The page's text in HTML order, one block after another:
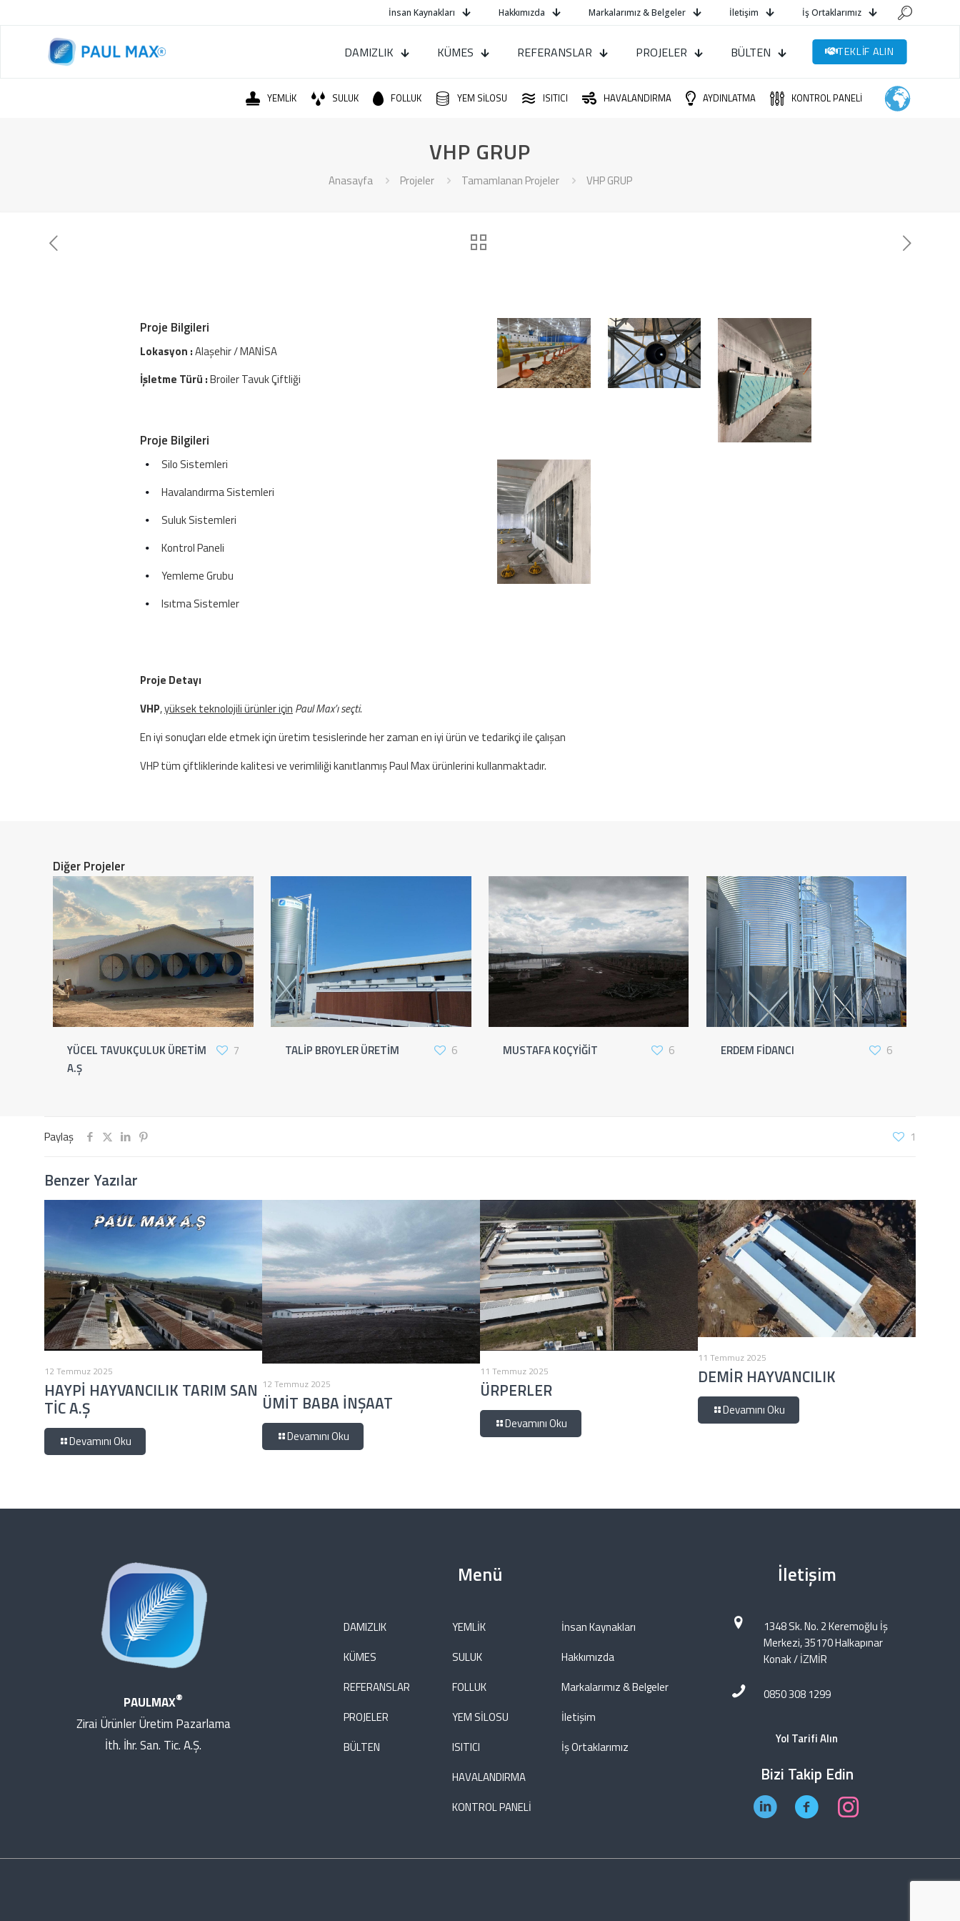
İnsan Kaynakları Hakkımızda Markalarımız & Belgeler İletişim İş Ortaklarımız
DAMIZLIK KÜMES REFERANSLAR PROJELER BÜLTEN TEKLİF ALIN
YEMLİK SULUK FOLLUK YEM SİLOSU ISITICI HAVALANDIRMA AYDINLATMA KONTROL PANELİ
VHP GRUP
Anasayfa Projeler Tamamlanan Projeler VHP GRUP
Proje Bilgileri
Lokasyon :Alaşehir / MANİSA
İşletme Türü :Broiler Tavuk Çiftliği
Proje Bilgileri
Silo Sistemleri
Havalandırma Sistemleri
Suluk Sistemleri
Kontrol Paneli
Yemleme Grubu
Isıtma Sistemler
Proje Detayı
VHP,yüksek teknolojili ürünler için Paul Max’ı seçti.
En iyi sonuçları elde etmek için üretim tesislerinde her zaman en iyi ürün ve tedarikçi ile çalışan
VHPtüm çiftliklerinde kalitesi ve verimliliği kanıtlanmış Paul Max ürünlerini kullanmaktadır.
Diğer Projeler
YÜCEL TAVUKÇULUK ÜRETİM
A.Ş
7 TALİP BROYLER ÜRETİM 6 MUSTAFA KOÇYİĞİT 6 ERDEM FİDANCI 6
Paylaş 1
Benzer Yazılar
12 Temmuz 2025
HAYPİ HAYVANCILIK TARIM SAN
TİC A.Ş
Devamını Oku
12 Temmuz 2025
ÜMİT BABA İNŞAAT
Devamını Oku
11 Temmuz 2025
ÜRPERLER
Devamını Oku
11 Temmuz 2025
DEMİR HAYVANCILIK
Devamını Oku
PAULMAX®
Zirai Ürünler Üretim Pazarlama
İth. İhr. San. Tic. A.Ş.
Menü
DAMIZLIK
KÜMES
REFERANSLAR
PROJELER
BÜLTEN
YEMLİK
SULUK
FOLLUK
YEM SİLOSU
ISITICI
HAVALANDIRMA
KONTROL PANELİ
İnsan Kaynakları
Hakkımızda
Markalarımız & Belgeler
İletişim
İş Ortaklarımız
İletişim
1348 Sk. No. 2 Keremoğlu İş
Merkezi, 35170 Halkapınar
Konak / İZMİR
0850 308 1299
Yol Tarifi Alın
Bizi Takip Edin